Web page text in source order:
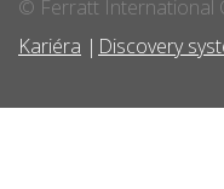
© Ferratt International
Kariéra
Discovery